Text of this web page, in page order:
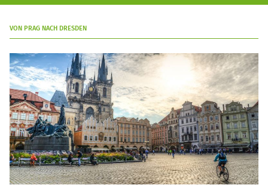
VON PRAG NACH DRESDEN